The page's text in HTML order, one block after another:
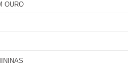
OURO